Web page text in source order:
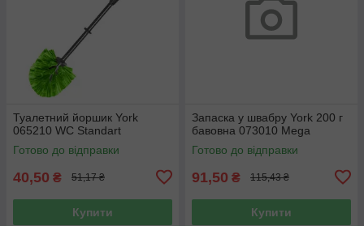
Туалетний йоршик York
065210 WC Standart
Готово до відправки
40,50 ₴ 51,17 ₴
Купити
Запаска у швабру York 200 г
бавовна 073010 Mega
Готово до відправки
91,50 ₴ 115,43 ₴
Купити